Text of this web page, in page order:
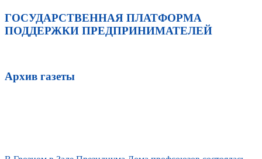
ГОСУДАРСТВЕННАЯ ПЛАТФОРМА
ПОДДЕРЖКИ ПРЕДПРИНИМАТЕЛЕЙ
Архив газеты